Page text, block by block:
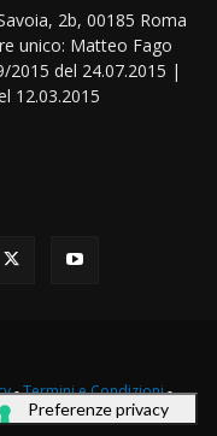
2b, 00185 Roma
unico: Matteo Fago
2015 del 24.07.2015 |
12.03.2015
-Termini e Condizioni-